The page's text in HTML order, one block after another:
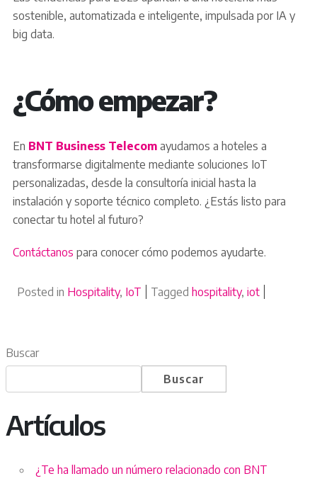
sostenible, automatizada e inteligente, impulsada por IA y
big data.
¿Cómo empezar?
En BNT Business Telecomayudamos a hoteles a
transformarse digitalmente mediante soluciones IoT
personalizadas, desde la consultoría inicial hasta la
instalación y soporte técnico completo. ¿Estás listo para
conectar tu hotel al futuro?
Contáctanos para conocer cómo podemos ayudarte.
Posted in Hospitality, IoT Tagged hospitality, iot
Buscar
Buscar
Artículos
¿Te ha llamado un número relacionado con BNT